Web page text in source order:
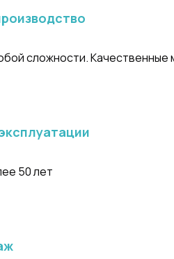
сложности. Качественные
50 лет